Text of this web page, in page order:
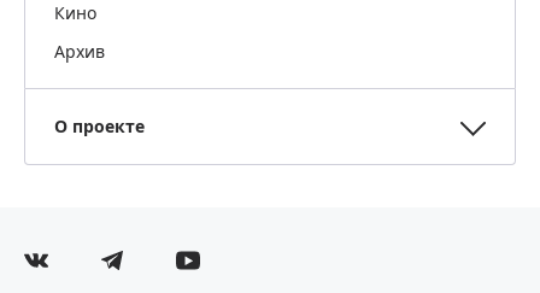
Кино
Архив
О проекте